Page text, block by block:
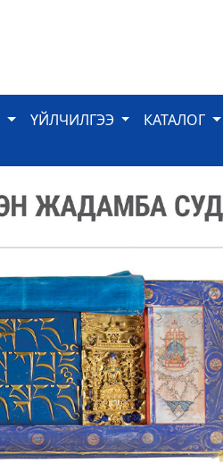
ҮЙЛЧИЛГЭЭ КАТАЛОГ